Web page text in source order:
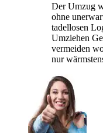
Der Umzug
ohne
tadellosen
Umziehen
vermeiden
nur